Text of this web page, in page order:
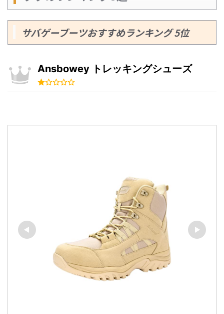
サバゲーブーツおすすめランキング 5位
Ansbowey トレッキングシューズ